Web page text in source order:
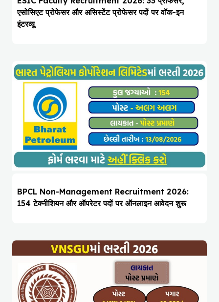
एसोसिएट प्रोफेसर और असिस्टेंट प्रोफेसर पदों पर वॉक-इन
इंटरव्यू
BPCL Non-Management Recruitment 2026:
154 टेक्नीशियन और ऑपरेटर पदों पर ऑनलाइन आवेदन शुरू